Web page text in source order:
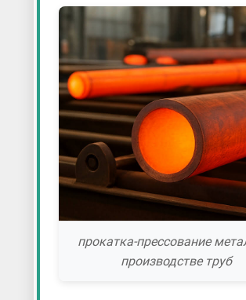
прокатка-прессование
производстве труб